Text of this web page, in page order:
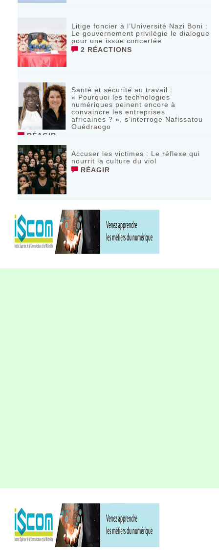
Litige foncier à l’Université Nazi Boni :
Le gouvernement privilégie le dialogue
pour une issue concertée
2 RÉACTIONS
Santé et sécurité au travail :
« Pourquoi les technologies
numériques peinent encore à
convaincre les entreprises
africaines ? », s’interroge Nafissatou
Ouédraogo
RÉAGIR
Accuser les victimes : Le réflexe qui
nourrit la culture du viol
RÉAGIR